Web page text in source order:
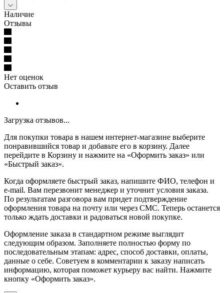
Наличие
Отзывы
Нет оценок
Оставить отзыв
Загрузка отзывов...
Для покупки товара в нашем интернет-магазине выберите
понравившийся товар и добавьте его в корзину. Далее
перейдите в Корзину и нажмите на «Оформить заказ» или
«Быстрый заказ».
Когда оформляете быстрый заказ, напишите ФИО, телефон и
e-mail. Вам перезвонит менеджер и уточнит условия заказа.
По результатам разговора вам придет подтверждение
оформления товара на почту или через СМС. Теперь останется
только ждать доставки и радоваться новой покупке.
Оформление заказа в стандартном режиме выглядит
следующим образом. Заполняете полностью форму по
последовательным этапам: адрес, способ доставки, оплаты,
данные о себе. Советуем в комментарии к заказу написать
информацию, которая поможет курьеру вас найти. Нажмите
кнопку «Оформить заказ».